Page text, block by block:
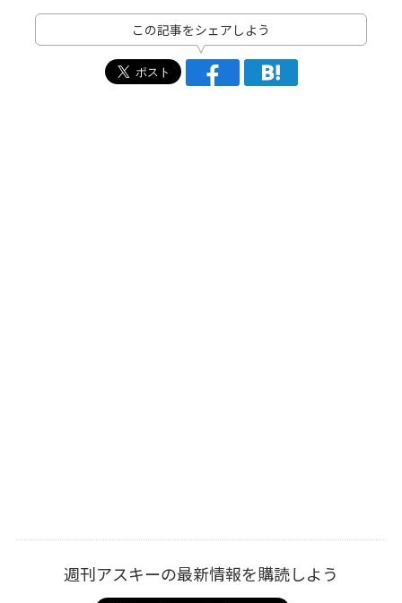
この記事をシェアしよう
週刊アスキーの最新情報を購読しよう